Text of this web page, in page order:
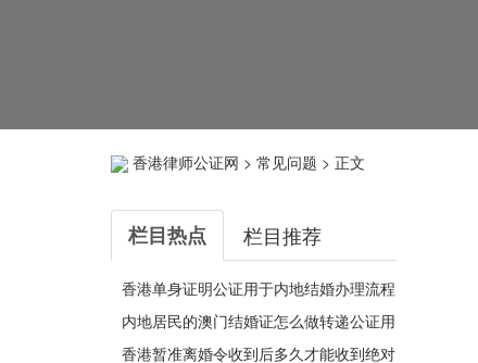
香港律师公证网 > 常见问题 > 正文
栏目热点 栏目推荐
香港单身证明公证用于内地结婚办理流程
最新指引
内地居民的澳门结婚证怎么做转递公证用
于办理银行贷款用呢？
香港暂准离婚令收到后多久才能收到绝对